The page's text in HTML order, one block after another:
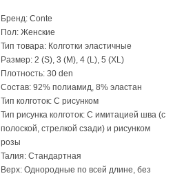
Бренд: Conte
Пол: Женские
Тип товара: Колготки эластичные
Размер: 2 (S), 3 (M), 4 (L), 5 (XL)
Плотность: 30 den
Состав: 92% полиамид, 8% эластан
Тип колготок: С рисунком
Тип рисунка колготок: С имитацией шва (с
полоской, стрелкой сзади) и рисунком
розы
Талия: Стандартная
Верх: Однородные по всей длине, без